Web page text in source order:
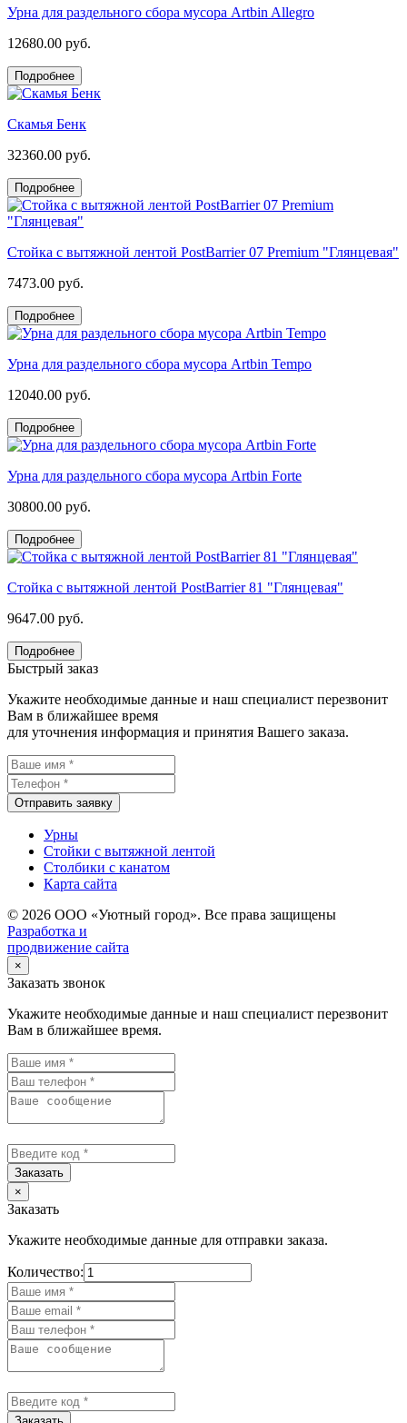
Урна для раздельного сбора мусора Artbin Allegro
12680.00 руб.
Подробнее
Скамья Бенк
32360.00 руб.
Подробнее
Стойка с вытяжной лентой PostBarrier 07 Premium "Глянцевая"
7473.00 руб.
Подробнее
Урна для раздельного сбора мусора Artbin Tempo
12040.00 руб.
Подробнее
Урна для раздельного сбора мусора Artbin Forte
30800.00 руб.
Подробнее
Стойка с вытяжной лентой PostBarrier 81 "Глянцевая"
9647.00 руб.
Подробнее
Быстрый заказ
Укажите необходимые данные и наш специалист перезвонит
Вам в ближайшее время
для уточнения информация и принятия Вашего заказа.
Отправить заявку
Урны
Стойки с вытяжной лентой
Столбики с канатом
Карта сайта
© 2026 ООО «Уютный город». Все права защищены
Разработка и
продвижение сайта
×
Заказать звонок
Укажите необходимые данные и наш специалист перезвонит
Вам в ближайшее время.
Заказать
×
Заказать
Укажите необходимые данные для отправки заказа.
Количество:
Заказать